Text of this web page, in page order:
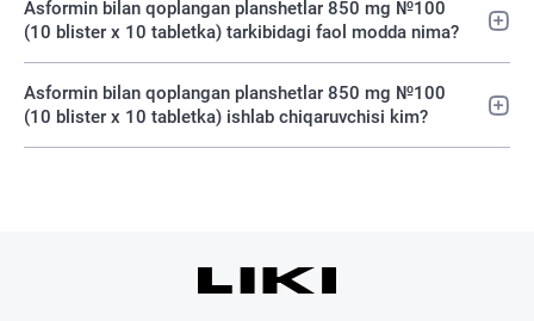
Asformin bilan qoplangan planshetlar 850 mg №100
(10 blister х 10 tabletka) tarkibidagi faol modda nima?
Asformin bilan qoplangan planshetlar 850 mg №100
(10 blister х 10 tabletka) ishlab chiqaruvchisi kim?